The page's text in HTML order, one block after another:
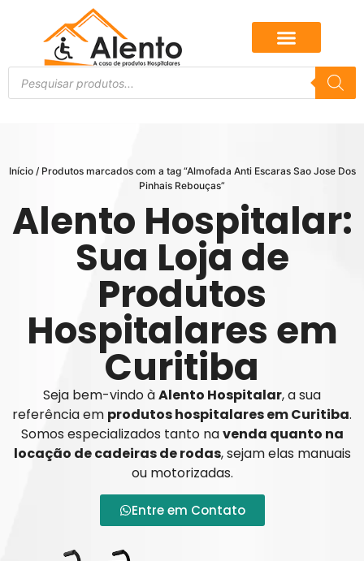
Início/ Produtos marcados com a tag “Almofada Anti Escaras Sao Jose Dos
Pinhais Rebouças”
Alento Hospitalar:
Sua Loja de
Produtos
Hospitalares em
Curitiba
Seja bem-vindo àAlento Hospitalar, a sua
referência em produtos hospitalares em Curitiba.
Somos especializados tanto navenda quanto na
locação de cadeiras de rodas, sejam elas manuais
ou motorizadas.
Entre em Contato